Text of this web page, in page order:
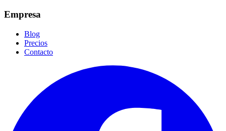
Empresa
Blog
Precios
Contacto